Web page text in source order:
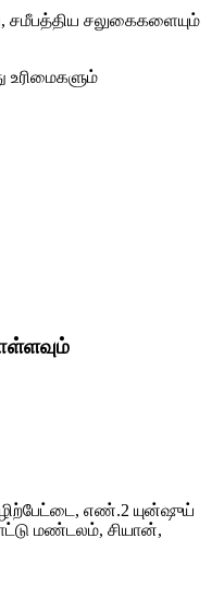
சமீபத்திய சலுகைகளையும்
உரிமைகளும்
எண்.2 யுன்ஷுய்
மண்டலம், சியான்,